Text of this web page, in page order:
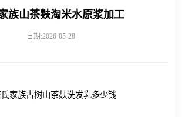
族山茶麸淘米水原浆加工
日期:2026-05-28
家族古树山茶麸洗发乳多少钱